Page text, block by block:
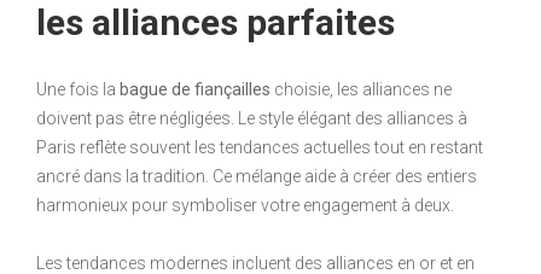
les alliances parfaites
Une fois la bague de fiançailles choisie, les alliances ne
doivent pas être négligées. Le style élégant des alliances à
Paris reflète souvent les tendances actuelles tout en restant
ancré dans la tradition. Ce mélange aide à créer des entiers
harmonieux pour symboliser votre engagement à deux.
Les tendances modernes incluent des alliances en or et en